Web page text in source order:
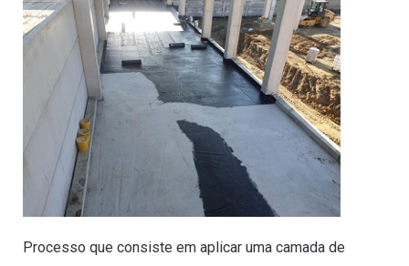
Processo que consiste em aplicar uma camada de